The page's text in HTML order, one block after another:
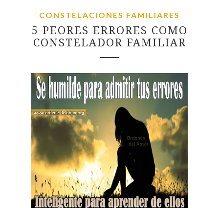
CONSTELACIONES FAMILIARES
5 PEORES ERRORES COMO
CONSTELADOR FAMILIAR